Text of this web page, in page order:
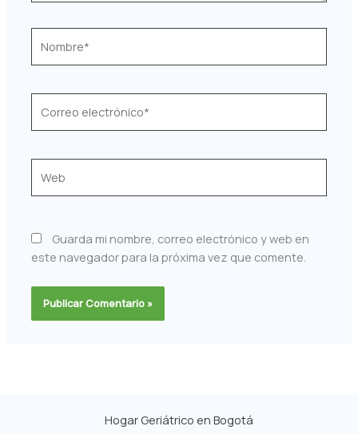
electrónico*
Guarda mi nombre, correo electrónico y web en
este navegador para la próxima vez que comente.
Hogar Geriátrico en Bogotá